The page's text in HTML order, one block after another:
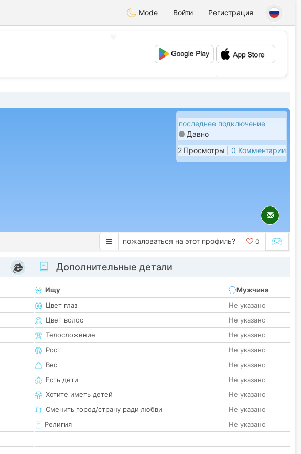
Mode Войти Регистрация
💕
последнее подключение
Давно
2 Просмотры | 0 Комментарии
пожаловаться на этот профиль? 0
Дополнительные детали
Ищу
Мужчина
Цвет глаз
Не указано
Цвет волос
Не указано
Телосложение
Не указано
Рост
Не указано
Вес
Не указано
Есть дети
Не указано
Хотите иметь детей
Не указано
Сменить город/страну ради любви
Не указано
Религия
Не указано